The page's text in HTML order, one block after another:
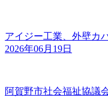
アイジー工業、外壁カ
2026年06月19日
阿賀野市社会福祉協